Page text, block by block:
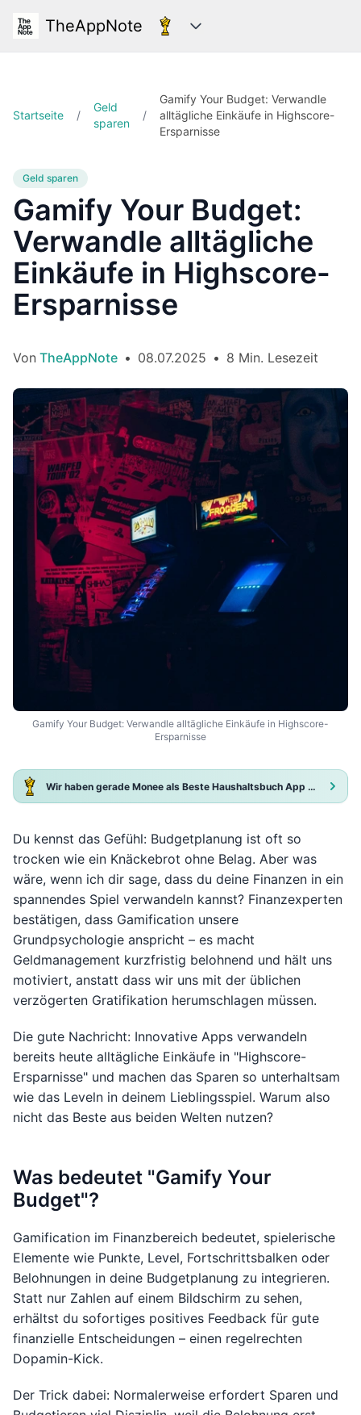
TheAppNote Kategorien
Startseite /
Geld
sparen
/
Gamify Your Budget: Verwandle
alltägliche Einkäufe in Highscore-
Ersparnisse
Geld sparen
Gamify Your Budget:
Verwandle alltägliche
Einkäufe in Highscore-
Ersparnisse
Von TheAppNote • 08.07.2025 • 8 Min. Lesezeit
Gamify Your Budget: Verwandle alltägliche Einkäufe in Highscore-
Ersparnisse
Wir haben gerade Monee als Beste Haushaltsbuch App 2025 ausgezeichnet!
Du kennst das Gefühl: Budgetplanung ist oft so
trocken wie ein Knäckebrot ohne Belag. Aber was
wäre, wenn ich dir sage, dass du deine Finanzen in ein
spannendes Spiel verwandeln kannst? Finanzexperten
bestätigen, dass Gamification unsere
Grundpsychologie anspricht – es macht
Geldmanagement kurzfristig belohnend und hält uns
motiviert, anstatt dass wir uns mit der üblichen
verzögerten Gratifikation herumschlagen müssen.
Die gute Nachricht: Innovative Apps verwandeln
bereits heute alltägliche Einkäufe in "Highscore-
Ersparnisse" und machen das Sparen so unterhaltsam
wie das Leveln in deinem Lieblingsspiel. Warum also
nicht das Beste aus beiden Welten nutzen?
Was bedeutet "Gamify Your
Budget"?
Gamification im Finanzbereich bedeutet, spielerische
Elemente wie Punkte, Level, Fortschrittsbalken oder
Belohnungen in deine Budgetplanung zu integrieren.
Statt nur Zahlen auf einem Bildschirm zu sehen,
erhältst du sofortiges positives Feedback für gute
finanzielle Entscheidungen – einen regelrechten
Dopamin-Kick.
Der Trick dabei: Normalerweise erfordert Sparen und